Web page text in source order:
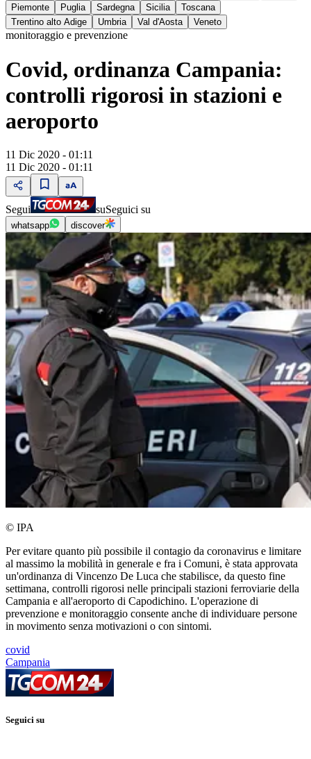
Piemonte
Puglia Sardegna Sicilia
Toscana
Trentino alto Adige
Umbria Val d'Aosta Veneto
monitoraggio e prevenzione
Covid, ordinanza Campania:
controlli rigorosi in stazioni e
aeroporto
11 Dic 2020 - 01:11
11 Dic 2020 - 01:11
Segui suSeguici su
whatsapp discover
© IPA
Per evitare quanto più possibile il contagio da coronavirus e limitare
al massimo la mobilità in generale e fra i Comuni, è stata approvata
un'ordinanza di Vincenzo De Luca che stabilisce, da questo fine
settimana, controlli rigorosi nelle principali stazioni ferroviarie della
Campania e all'aeroporto di Capodichino. L'operazione di
prevenzione e monitoraggio consente anche di individuare persone
in movimento senza motivazioni o con sintomi.
covid
Campania
Seguici su